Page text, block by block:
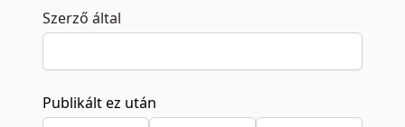
Szerző által
Publikált ez után